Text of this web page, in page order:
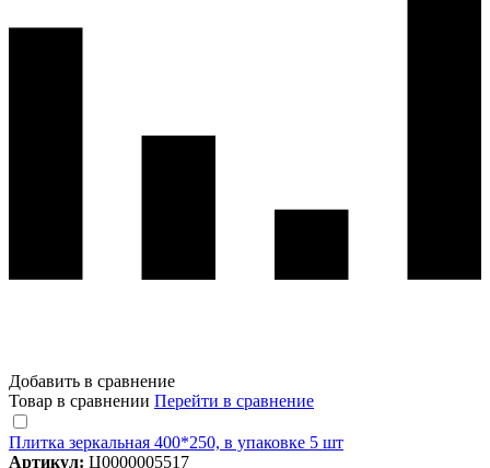
Добавить в сравнение
Товар в сравнении Перейти в сравнение
Плитка зеркальная 400*250, в упаковке 5 шт
Артикул: Ц0000005517